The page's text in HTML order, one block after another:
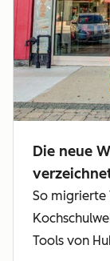
Die neue
So migrierte
Tools von